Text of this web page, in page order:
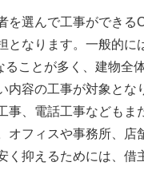
を選んで工事ができる
となります。一般的に
ることが多く、建物全
内容の工事が対象とな
事、電話工事などもま
オフィスや事務所、店
く抑えるためには、借